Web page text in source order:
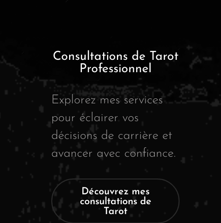
Consultations de Tarot
Professionnel
Explorez mes services
pour éclairer vos
décisions de carrière et
avancer avec confiance.
Découvrez mes
consultations de
Tarot